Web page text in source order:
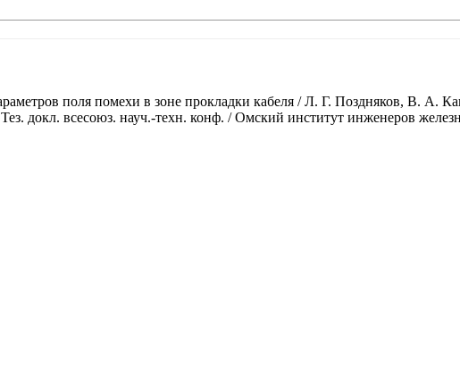
поля помехи в зоне прокладки кабеля / Л. Г. Поздняков, В. А.
Тез. докл. всесоюз. науч.-техн. конф. / Омский институт инженеров